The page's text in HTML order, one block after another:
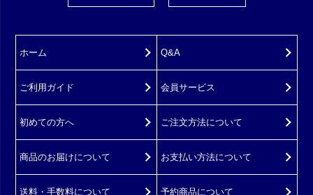
ホーム
ご利用ガイド
初めての方へ
Q&A
会員サービス
ご注文方法について
商品のお届けについて お支払い方法について
送料・手数料について 予約商品について